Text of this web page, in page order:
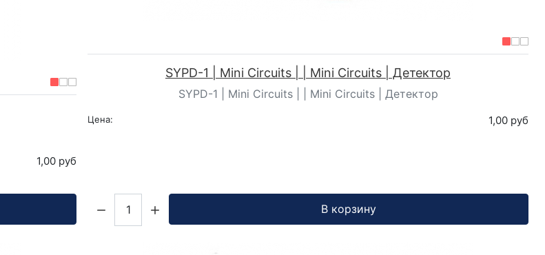
1,00 руб
SYPD-1 | Mini Circuits | | Mini Circuits | Детектор
SYPD-1 | Mini Circuits | | Mini Circuits | Детектор
Цена: 1,00 руб
В корзину